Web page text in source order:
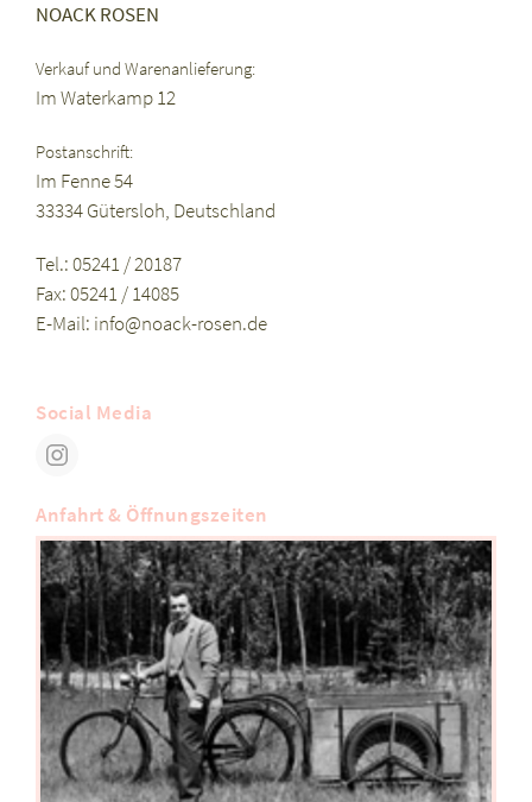
NOACK ROSEN
Verkauf und Warenanlieferung:
Im Waterkamp 12
Postanschrift:
Im Fenne 54
33334 Gütersloh, Deutschland
Tel.: 05241 / 20187
Fax: 05241 / 14085
E-Mail: info@noack-rosen.de
Social Media
Anfahrt & Öffnungszeiten